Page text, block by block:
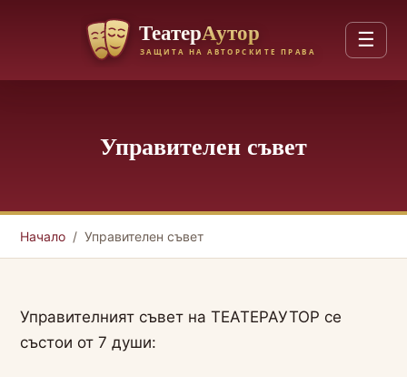
☰
Годишни отчетни доклади
Управителен съвет
Начало / Управителен съвет
Управителният съвет на ТЕАТЕРАУТОР се
състои от 7 души: